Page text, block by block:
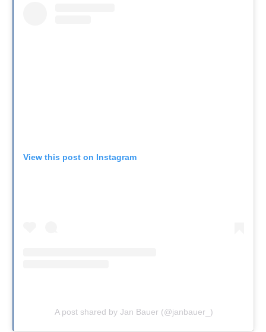
View this post on Instagram
A post shared by Jan Bauer (@janbauer_)